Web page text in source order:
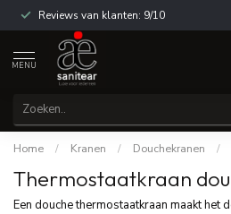
Reviews van klanten: 9/10
MENU
Home / Kranen / Douchekranen /
Thermostaatkraan
Een douche thermostaatkraan maakt het